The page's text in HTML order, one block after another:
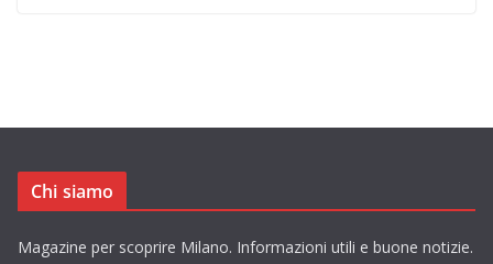
Chi siamo
Magazine per scoprire Milano. Informazioni utili e buone notizie.